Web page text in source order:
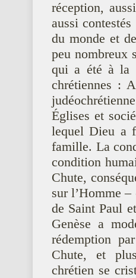
réception,
aussi
du monde et
peu nombreux
qui a été à la
chrétiennes :
Églises et
lequel Dieu a
famille. La
condition
Chute,
sur l’Homme –
de Saint Paul
Genèse a
rédemption
Chute, et
chrétien se